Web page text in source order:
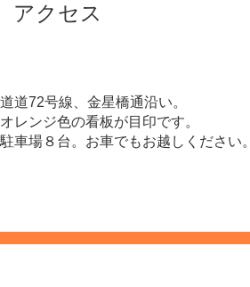
アクセス
道道72号線、金星橋通沿い。
オレンジ色の看板が目印です。
駐車場８台。お車でもお越しください。